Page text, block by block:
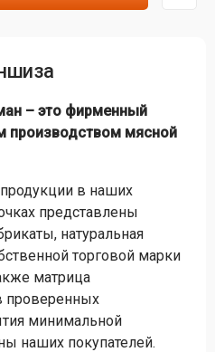
– это фирменный
производством мясной
в наших
представлены
натуральная
торговой марки
матрица
проверенных
минимальной
наших покупателей.